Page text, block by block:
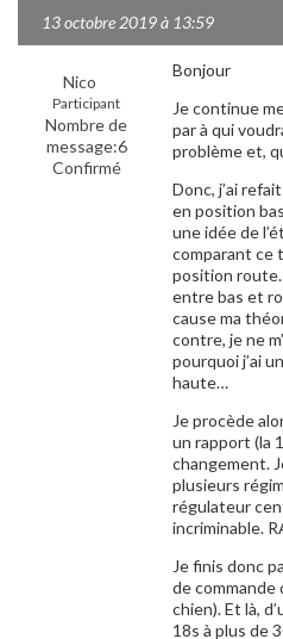
13 octobre 2019 à 13:59
Nico
Participant
Nombre de
message:6
Confirmé
Bonjour
Je continue
par à qui
problème et,
Donc, j’ai
en position
une idée de
comparant ce
position route.
entre bas et
cause ma
contre, je ne
pourquoi j’ai
haute…
Je procède
un rapport (la
changement.
plusieurs
régulateur
incriminable.
Je finis donc
de commande
chien). Et là,
18s à plus de